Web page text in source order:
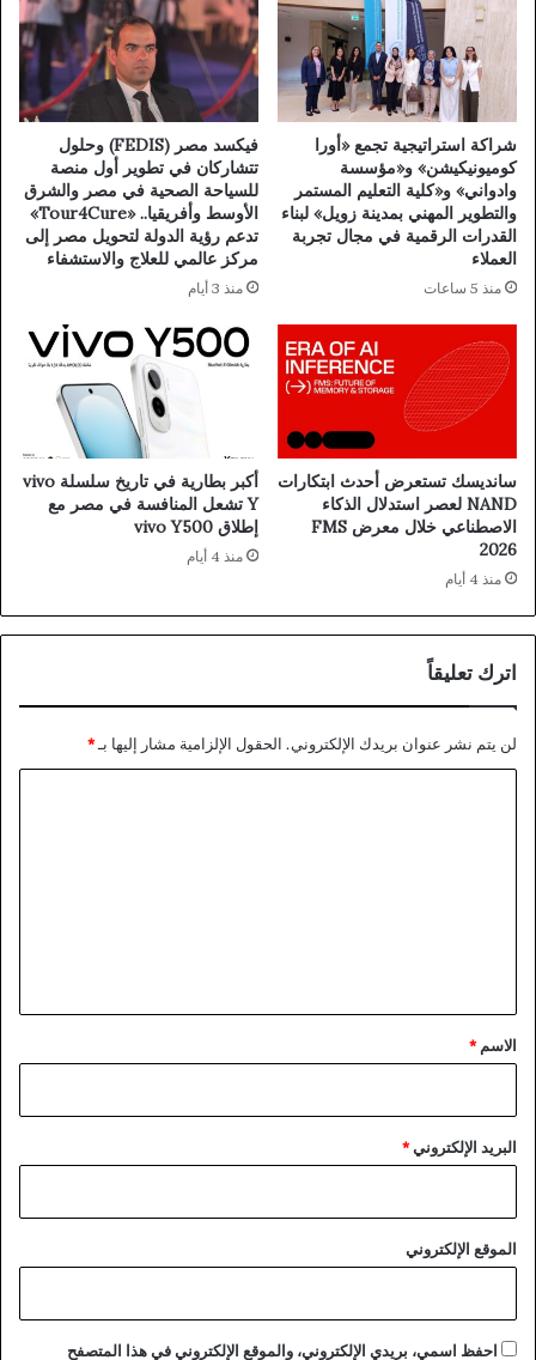
شراكة استراتيجية تجمع «أورا
كوميونيكيشن» و«مؤسسة
وادواني» و«كلية التعليم المستمر
والتطوير المهني بمدينة زويل» لبناء
القدرات الرقمية في مجال تجربة
العملاء
منذ 5 ساعات
فيكسد مصر (FEDIS) وحلول
تتشاركان في تطوير أول منصة
للسياحة الصحية في مصر والشرق
الأوسط وأفريقيا.. «Tour4Cure»
تدعم رؤية الدولة لتحويل مصر إلى
مركز عالمي للعلاج والاستشفاء
منذ 3 أيام
سانديسك تستعرض أحدث ابتكارات
NAND لعصر استدلال الذكاء
الاصطناعي خلال معرض FMS
2026
منذ 4 أيام
أكبر بطارية في تاريخ سلسلة vivo
Y تشعل المنافسة في مصر مع
إطلاق vivo Y500
منذ 4 أيام
اترك تعليقاً
لن يتم نشر عنوان بريدك الإلكتروني. الحقول الإلزامية مشار إليها بـ*
*
الاسم *
البريد الإلكتروني*
الموقع الإلكتروني
احفظ اسمي، بريدي الإلكتروني، والموقع الإلكتروني في هذا المتصفح